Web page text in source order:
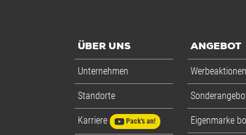
ÜBER UNS
Unternehmen
Standorte
Karriere Pack's an!
ANGEBOT
Werbeaktionen
Eigenmarke